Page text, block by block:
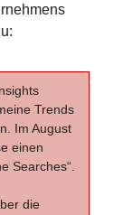
Trends
Im August
einen
Searches“.
die